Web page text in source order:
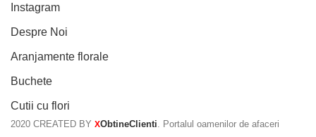
Instagram
Despre Noi
Aranjamente florale
Buchete
Cutii cu flori
2020 CREATED BY XObtineClienti . Portalul oamenilor de afaceri